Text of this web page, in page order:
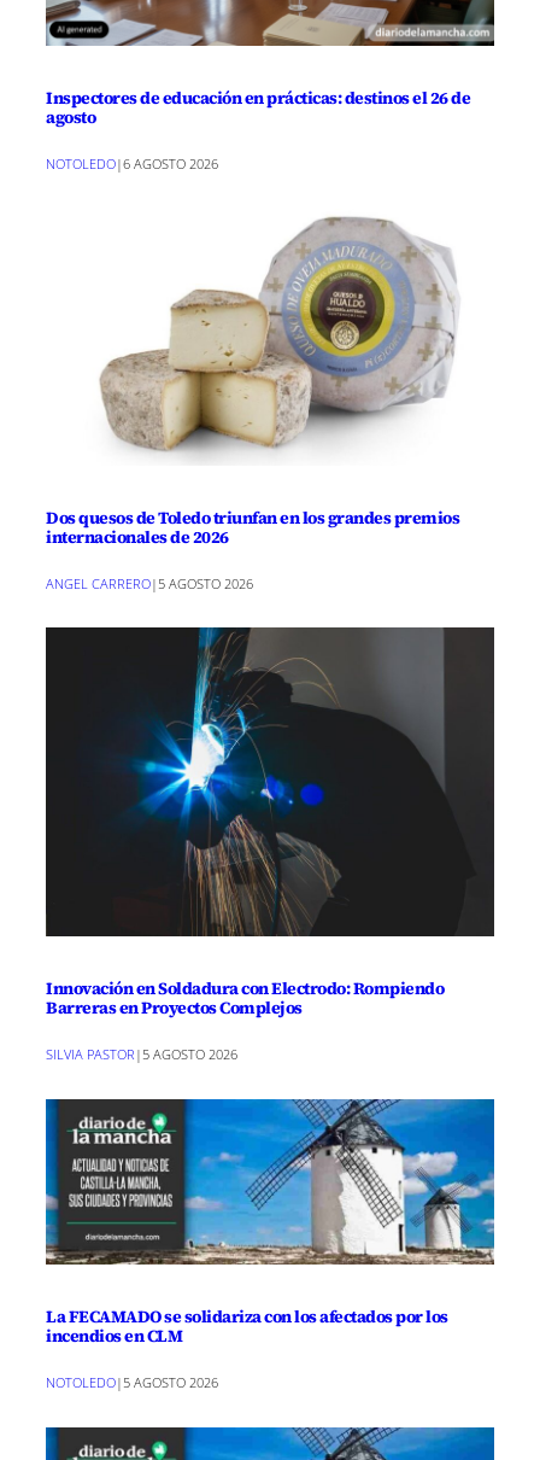
Inspectores de educación en prácticas: destinos el 26 de
agosto
NOTOLEDO|6 AGOSTO 2026
Dos quesos de Toledo triunfan en los grandes premios
internacionales de 2026
ANGEL CARRERO| 5 AGOSTO 2026
Innovación en Soldadura con Electrodo: Rompiendo
Barreras en Proyectos Complejos
SILVIA PASTOR | 5 AGOSTO 2026
La FECAMADO se solidariza con los afectados por los
incendios en CLM
NOTOLEDO|5 AGOSTO 2026